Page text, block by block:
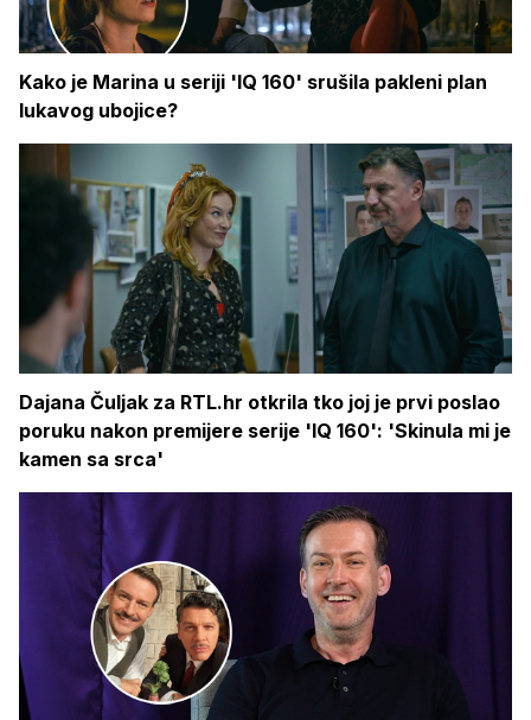
Kako je Marina u seriji 'IQ 160' srušila pakleni plan
lukavog ubojice?
Dajana Čuljak za RTL.hr otkrila tko joj je prvi poslao
poruku nakon premijere serije 'IQ 160': 'Skinula mi je
kamen sa srca'